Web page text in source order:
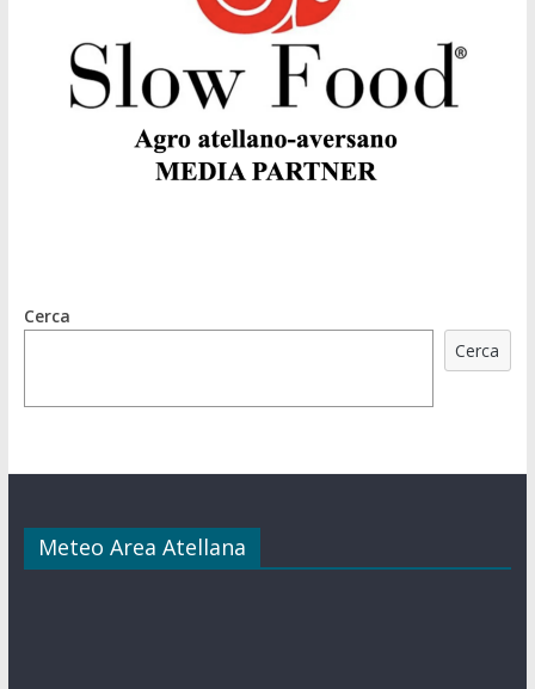
Cerca
Cerca
Meteo Area Atellana